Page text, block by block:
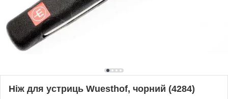
Ніж для устриць Wuesthof, чорний (4284)